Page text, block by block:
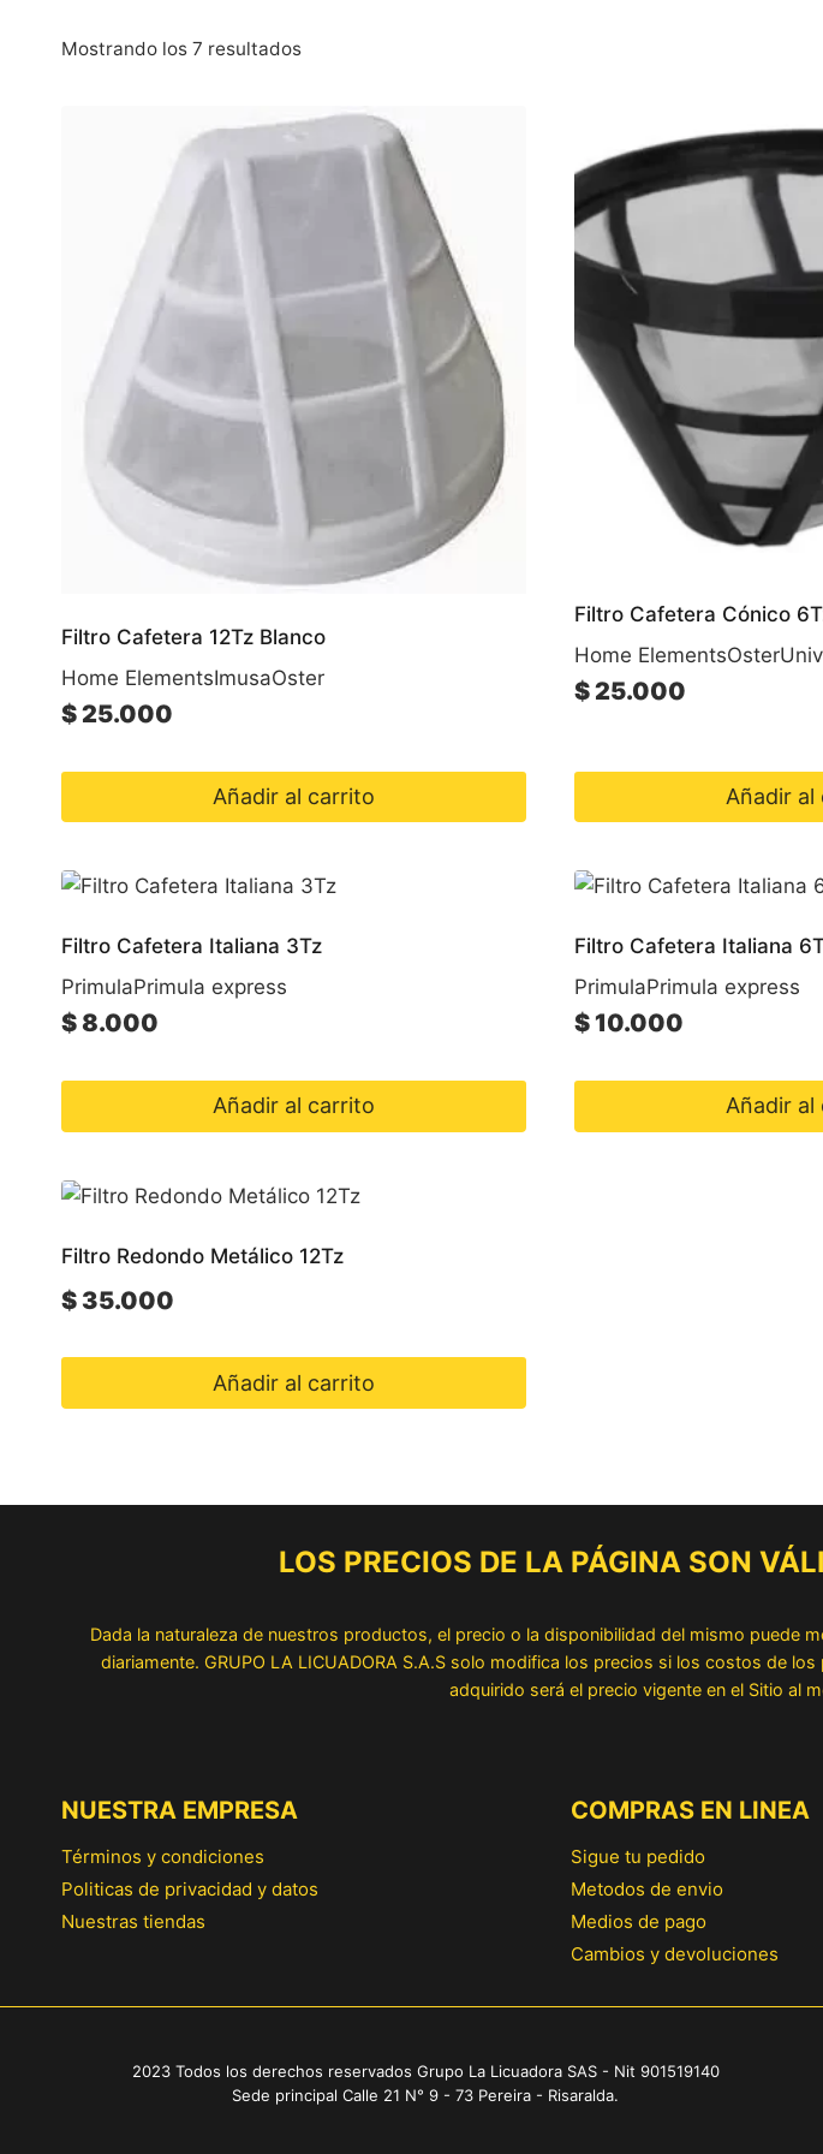
Mostrando los 7 resultados
Filtro Cafetera 12Tz Blanco
Home ElementsImusaOster
$25.000
Añadir al carrito
Filtro Cafetera Cónico
Home ElementsOster
$25.000
Añadir al
Filtro Cafetera Italiana 3Tz
PrimulaPrimula express
$ 8.000
Añadir al carrito
Filtro Cafetera Italiana
PrimulaPrimula express
$10.000
Añadir al
Filtro Redondo Metálico 12Tz
$ 35.000
Añadir al carrito
LOS PRECIOS DE LA PÁGINA SON
Dada la naturaleza de nuestros productos, el precio o la disponibilidad del mismo puede
diariamente. GRUPO LA LICUADORA S.A.S solo modifica los precios si los costos de
adquirido será el precio vigente en el Sitio al
NUESTRA EMPRESA
Términos y condiciones
Politicas de privacidad y datos
Nuestras tiendas
COMPRAS EN LINEA
Sigue tu pedido
Metodos de envio
Medios de pago
Cambios y devoluciones
2023 Todos los derechos reservados Grupo La Licuadora SAS - Nit 901519140
Sede principal Calle 21 N° 9 - 73 Pereira - Risaralda.